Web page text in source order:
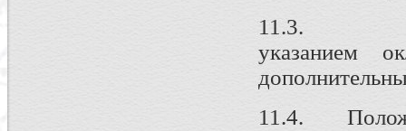
11.3.
указанием
11.4.